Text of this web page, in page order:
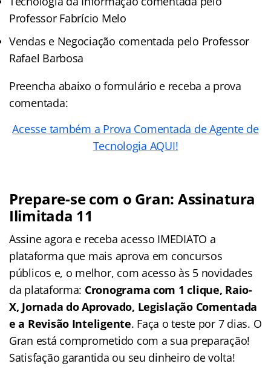
Professor Fabrício Melo
Vendas e Negociação comentada pelo Professor
Rafael Barbosa
Preencha abaixo o formulário e receba a prova
comentada:
Acesse também a Prova Comentada de Agente de
Tecnologia AQUI!
Prepare-se com o Gran: Assinatura
Ilimitada 11
Assine agora e receba acesso IMEDIATO a
plataforma que mais aprova em concursos
públicos e, o melhor, com acesso às 5 novidades
da plataforma: Cronograma com 1 clique, Raio-
X, Jornada do Aprovado, Legislação Comentada
e a Revisão Inteligente. Faça o teste por 7 dias. O
Gran está comprometido com a sua preparação!
Satisfação garantida ou seu dinheiro de volta!